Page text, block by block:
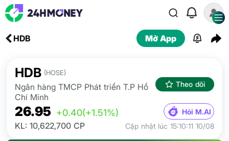
HDB Mở App
HDB (HOSE)
Ngân hàng TMCP Phát triển T.P Hồ
Chí Minh
Theo dõi
26.95 +0.40(+1.51%) Hỏi M.AI
KL: 10,622,700 CP Cập nhật lúc 15:10:11 10/08